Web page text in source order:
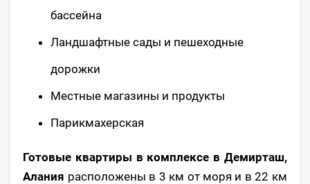
бассейна
Ландшафтные сады и пешеходные
дорожки
Местные магазины и продукты
Парикмахерская
Готовые квартиры в комплексе в Демирташ,
Алания расположены в 3 км от моря и в 22 км